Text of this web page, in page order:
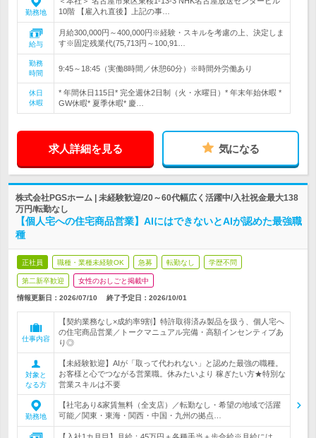
勤務地
10階 【雇入れ直後】上記の事…
給与
月給300,000円～400,000円※経験・スキルを考慮の上、決定しま
す※固定残業代(75,713円～100,91…
勤務
時間
9:45～18:45（実働8時間／休憩60分）※時間外労働あり
休日
休暇
* 年間休日115日* 完全週休2日制（火・水曜日）* 年末年始休暇 *
GW休暇* 夏季休暇* 慶…
求人詳細を見る 気になる
株式会社PGSホーム | 未経験歓迎/20～60代幅広く活躍中/入社祝金最大138
万円/転勤なし
【個人宅への住宅商品営業】AIにはできないとAIが認めた最強職
種
正社員 職種・業種未経験OK 急募 転勤なし 学歴不問
第二新卒歓迎 女性のおしごと掲載中
情報更新日：2026/07/10 終了予定日： 2026/10/01
仕事内容
【契約業務なし×成約率9割】特許取得済み製品を扱う、個人宅へ
の住宅商品営業／トークマニュアル完備・高額インセンティブあ
り◎
対象と
なる方
【未経験歓迎】AIが「取って代われない」と認めた最強の職種。
お客様と心でつながる営業職。休みたいより 稼ぎたい方★特別な
営業スキルは不要
勤務地
【社宅あり&家賃無料（全支店）／転勤なし・希望の地域で活躍
可能／関東・東海・関西・中国・九州の拠点…